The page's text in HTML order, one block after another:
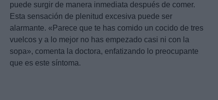
puede surgir de manera inmediata después de comer.
Esta sensación de plenitud excesiva puede ser
alarmante. «Parece que te has comido un cocido de tres
vuelcos y a lo mejor no has empezado casi ni con la
sopa», comenta la doctora, enfatizando lo preocupante
que es este síntoma.